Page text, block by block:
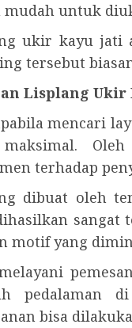
mudah untuk
ukir kayu jati
tersebut
Lisplang Ukir
mencari
terhadap
dibuat oleh
sangat
motif yang
pedalaman
bisa